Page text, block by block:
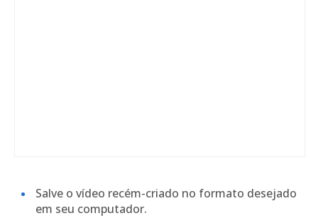
Salve o vídeo recém-criado no formato desejado
em seu computador.